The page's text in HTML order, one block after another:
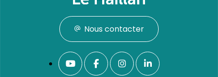
Nous contacter